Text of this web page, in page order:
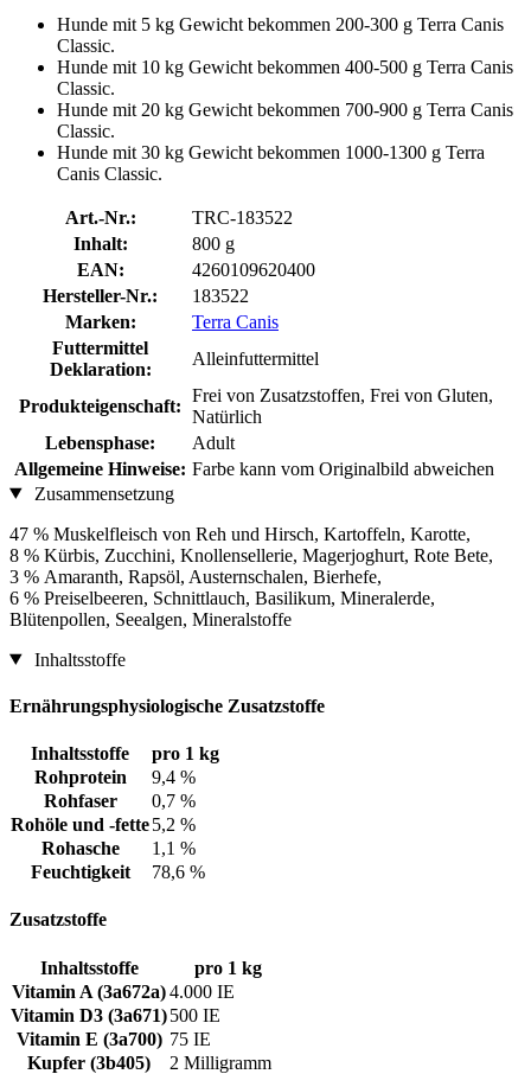
Hunde mit 5 kg Gewicht bekommen 200-300 g Terra Canis
Classic.
Hunde mit 10 kg Gewicht bekommen 400-500 g Terra Canis
Classic.
Hunde mit 20 kg Gewicht bekommen 700-900 g Terra Canis
Classic.
Hunde mit 30 kg Gewicht bekommen 1000-1300 g Terra
Canis Classic.
Art.-Nr.:
TRC-183522
Inhalt:
800 g
EAN:
4260109620400
Hersteller-Nr.:
183522
Marken:
Terra Canis
Futtermittel
Deklaration:
Alleinfuttermittel
Produkteigenschaft:
Frei von Zusatzstoffen, Frei von Gluten,
Natürlich
Lebensphase:
Adult
Allgemeine Hinweise: Farbe kann vom Originalbild abweichen
Zusammensetzung
47 % Muskelfleisch von Reh und Hirsch, Kartoffeln, Karotte,
8 % Kürbis, Zucchini, Knollensellerie, Magerjoghurt, Rote Bete,
3 % Amaranth, Rapsöl, Austernschalen, Bierhefe,
6 % Preiselbeeren, Schnittlauch, Basilikum, Mineralerde,
Blütenpollen, Seealgen, Mineralstoffe
Inhaltsstoffe
Ernährungsphysiologische Zusatzstoffe
Inhaltsstoffe
pro 1 kg
Rohprotein
9,4 %
Rohfaser
0,7 %
Rohöle und -fette5,2 %
Rohasche
1,1 %
Feuchtigkeit
78,6 %
Zusatzstoffe
Inhaltsstoffe
pro 1 kg
Vitamin A (3a672a)4.000 IE
Vitamin D3 (3a671)500 IE
Vitamin E (3a700) 75 IE
Kupfer (3b405)
2 Milligramm